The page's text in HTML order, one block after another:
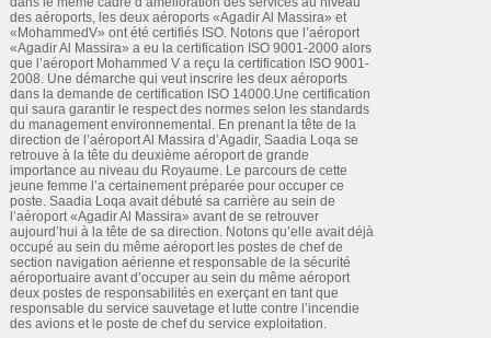
des aéroports, les deux aéroports «Agadir Al Massira» et
«MohammedV» ont été certifiés ISO. Notons que l’aéroport
«Agadir Al Massira» a eu la certification ISO 9001-2000 alors
que l’aéroport Mohammed V a reçu la certification ISO 9001-
2008. Une démarche qui veut inscrire les deux aéroports
dans la demande de certification ISO 14000.Une certification
qui saura garantir le respect des normes selon les standards
du management environnemental. En prenant la tête de la
direction de l’aéroport Al Massira d’Agadir, Saadia Loqa se
retrouve à la tête du deuxième aéroport de grande
importance au niveau du Royaume. Le parcours de cette
jeune femme l’a certainement préparée pour occuper ce
poste. Saadia Loqa avait débuté sa carrière au sein de
l’aéroport «Agadir Al Massira» avant de se retrouver
aujourd’hui à la tête de sa direction. Notons qu’elle avait déjà
occupé au sein du même aéroport les postes de chef de
section navigation aérienne et responsable de la sécurité
aéroportuaire avant d’occuper au sein du même aéroport
deux postes de responsabilités en exerçant en tant que
responsable du service sauvetage et lutte contre l’incendie
des avions et le poste de chef du service exploitation.